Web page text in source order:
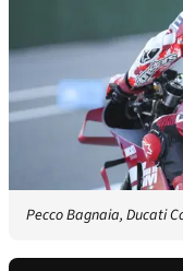
Pecco Bagnaia, Ducati